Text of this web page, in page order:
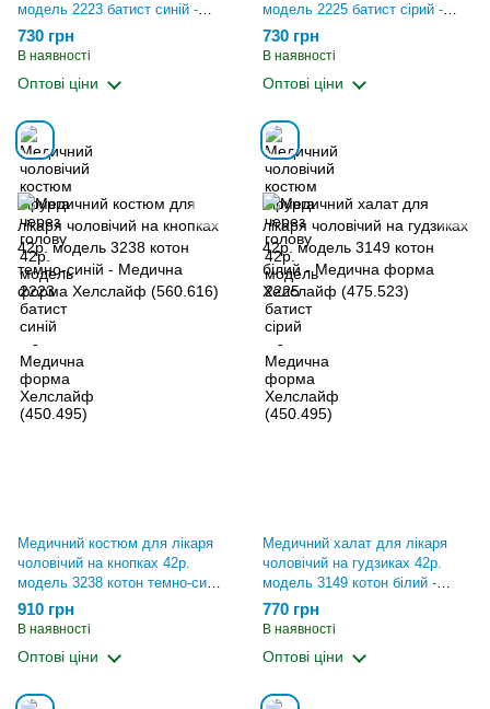
модель 2223 батист синій -
Медична форма Хелслайф
(450.495)
730 грн
В наявності
Оптові ціни
модель 2225 батист сірий -
Медична форма Хелслайф
(450.495)
730 грн
В наявності
Оптові ціни
Медичний костюм для лікаря
чоловічий на кнопках 42р.
модель 3238 котон темно-синій
- Медична форма Хелслайф
(560.616)
910 грн
В наявності
Оптові ціни
Медичний халат для лікаря
чоловічий на гудзиках 42р.
модель 3149 котон білий -
Медична форма Хелслайф
(475.523)
770 грн
В наявності
Оптові ціни